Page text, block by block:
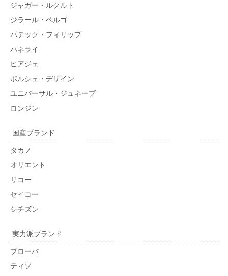
ジャガー・ルクルト
ジラール・ペルゴ
パテック・フィリップ
パネライ
ピアジェ
ポルシェ・デザイン
ユニバーサル・ジュネーブ
ロンジン
国産ブランド
タカノ
オリエント
リコー
セイコー
シチズン
実力派ブランド
ブローバ
ティソ